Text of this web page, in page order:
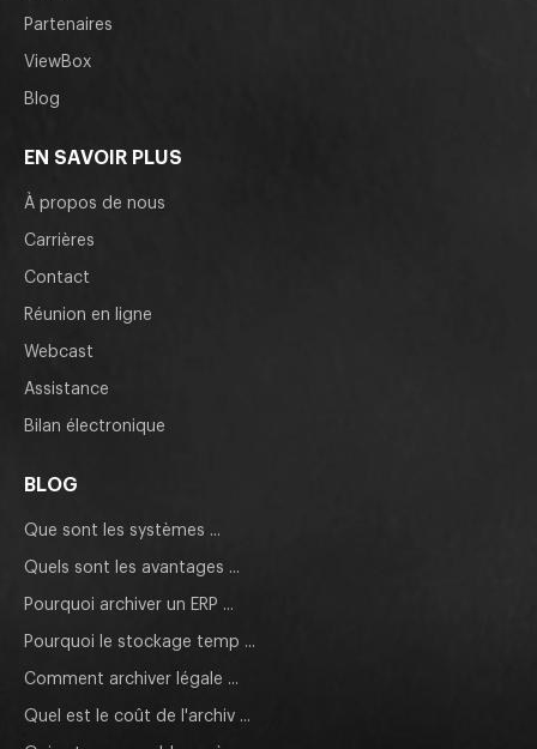
Partenaires
ViewBox
Blog
EN SAVOIR PLUS
À propos de nous
Carrières
Contact
Réunion en ligne
Webcast
Assistance
Bilan électronique
BLOG
Que sont les systèmes ...
Quels sont les avantages ...
Pourquoi archiver un ERP ...
Pourquoi le stockage temp ...
Comment archiver légale ...
Quel est le coût de l'archiv ...